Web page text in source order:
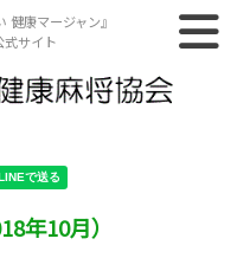
健康マージャン』
式サイト
年10月）